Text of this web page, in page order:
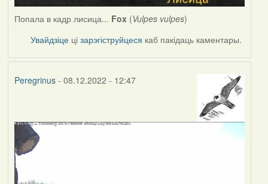
Попала в кадр лисица... Fox(Vulpes vulpes)
Увайдзіце цізарэгіструйцеся каб пакідаць каментары.
Peregrinus- 08.12.2022 - 12:47